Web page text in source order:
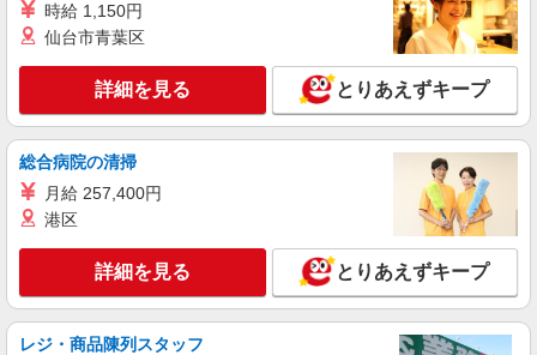
時給 1,150円
仙台市青葉区
詳細を見る とりあえずキープ
総合病院の清掃
月給 257,400円
港区
詳細を見る とりあえずキープ
レジ・商品陳列スタッフ